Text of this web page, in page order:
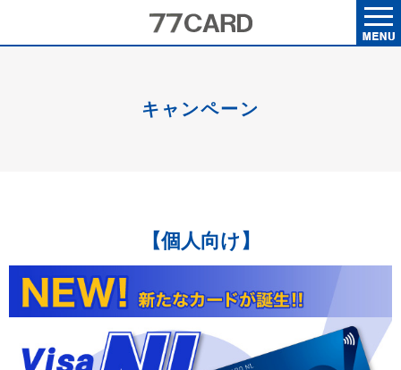
キャンペーン
【個人向け】